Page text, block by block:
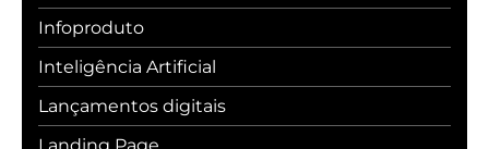
Infoproduto
Inteligência Artificial
Lançamentos digitais
Landing Page